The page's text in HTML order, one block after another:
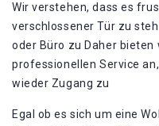
Wir verstehen, dass es
verschlossener Tür zu
oder Büro zu Daher bieten
professionellen Service
wieder Zugang zu
Egal ob es sich um eine